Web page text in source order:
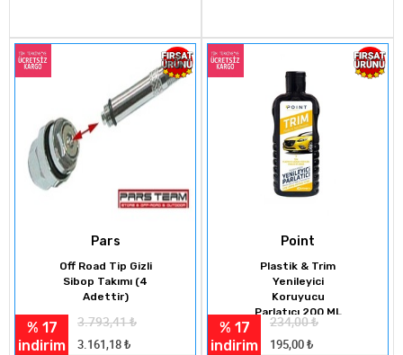
Pars
Off Road Tip Gizli
Sibop Takımı (4
Adettir)
% 17
indirim
3.793,41₺
3.161,18 ₺
Point
Plastik & Trim
Yenileyici
Koruyucu
Parlatıcı 200 ML
% 17
indirim
234,00₺
195,00 ₺